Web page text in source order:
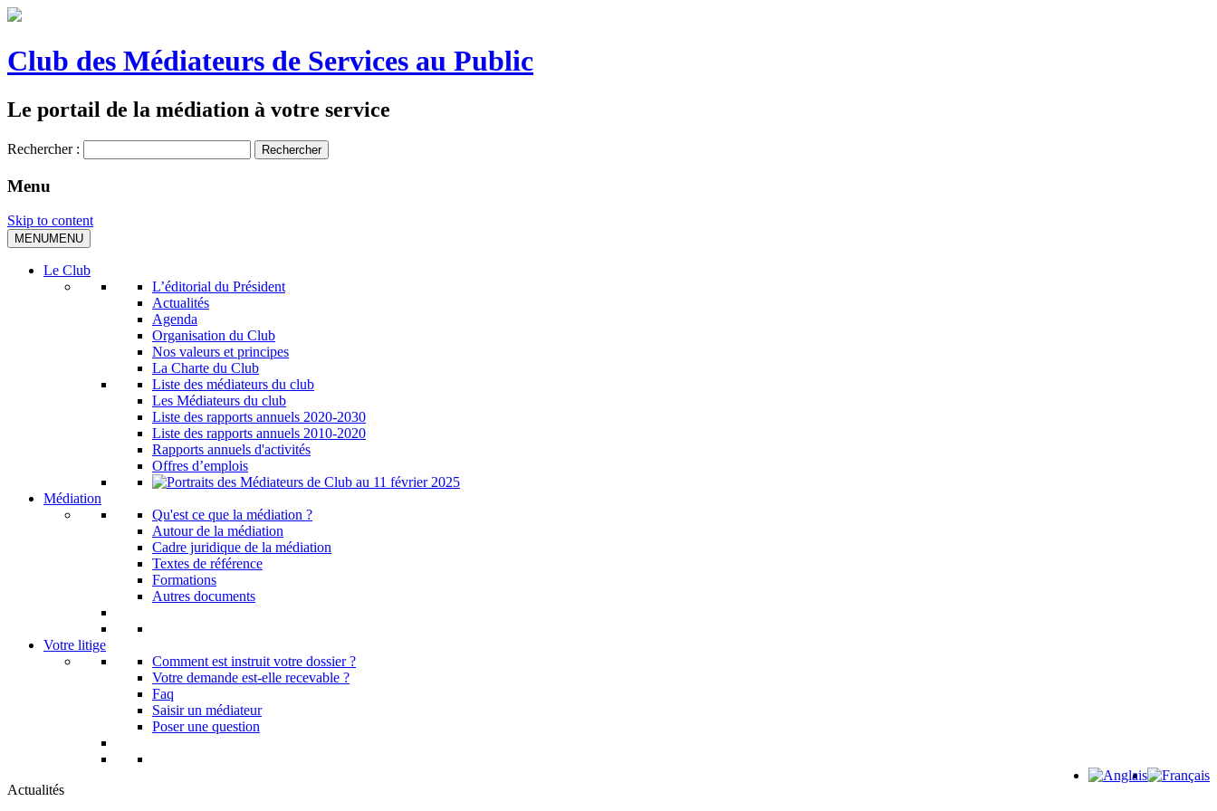
Club des Médiateurs de Services au Public
Le portail de la médiation à votre service
Rechercher :
Menu
Skip to content
MENUMENU
Le Club
L’éditorial du Président
Actualités
Agenda
Organisation du Club
Nos valeurs et principes
La Charte du Club
Liste des médiateurs du club
Les Médiateurs du club
Liste des rapports annuels 2020-2030
Liste des rapports annuels 2010-2020
Rapports annuels d'activités
Offres d’emplois
Médiation
Qu'est ce que la médiation ?
Autour de la médiation
Cadre juridique de la médiation
Textes de référence
Formations
Autres documents
Votre litige
Comment est instruit votre dossier ?
Votre demande est-elle recevable ?
Faq
Saisir un médiateur
Poser une question
Actualités